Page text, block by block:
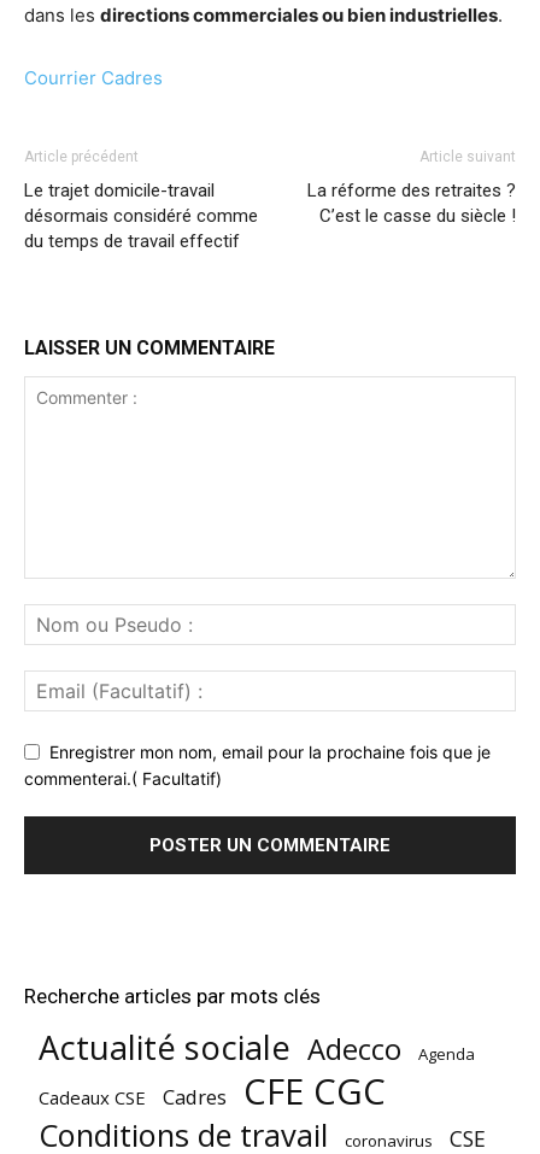
dans les directions commerciales ou bien industrielles.
Courrier Cadres
Article précédent
Le trajet domicile-travail
désormais considéré comme
du temps de travail effectif
Article suivant
La réforme des retraites ?
C’est le casse du siècle !
LAISSER UN COMMENTAIRE
Enregistrer mon nom, email pour la prochaine fois que je
commenterai.( Facultatif)
Recherche articles par mots clés
Actualité sociale Adecco Agenda
Cadeaux CSE Cadres CFE CGC
Conditions de travail coronavirus CSE